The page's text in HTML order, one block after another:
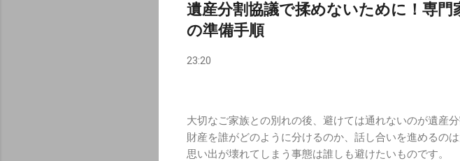
遺産分割協議で揉めないために！専
の準備手順
23:20
大切なご家族との別れの後、避けては通れないのが遺産
財産を誰がどのように分けるのか、話し合いを進めるの
思い出が壊れてしまう事態は誰しも避けたいものです。